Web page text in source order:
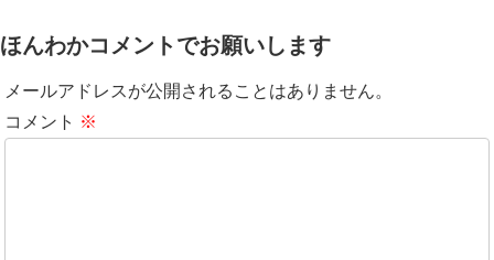
ほんわかコメントでお願いします
メールアドレスが公開されることはありません。
コメント ※